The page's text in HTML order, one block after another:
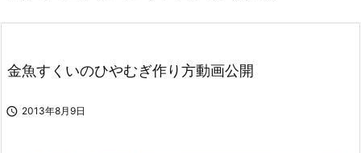

金魚すくいのひやむぎ作り方動画公開
 2013年8月9日